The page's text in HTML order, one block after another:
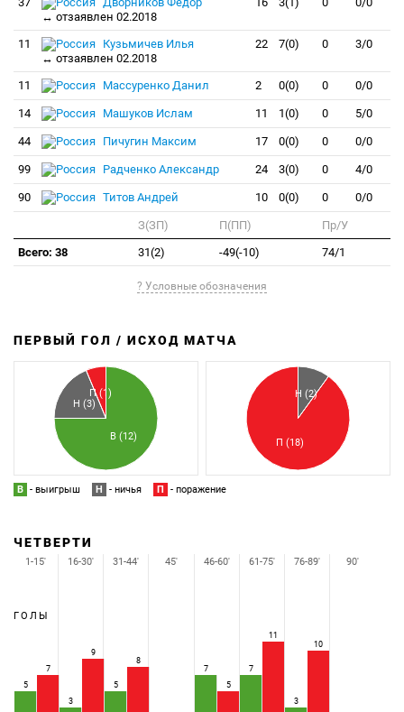
↔ отзаявлен 02.2018
11
Кузьмичев Илья
↔ отзаявлен 02.2018
22 7(0) 0 3/0
11 Массуренко Данил 2 0(0) 0 0/0
14 Машуков Ислам 11 1(0) 0 5/0
44 Пичугин Максим 17 0(0) 0 0/0
99 Радченко Александр 24 3(0) 0 4/0
90 Титов Андрей 10 0(0) 0 0/0
З(ЗП) П(ПП)
Пр/У
Всего: 38
31(2) -49(-10) 74/1
? Условные обозначения
ПЕРВЫЙ ГОЛ / ИСХОД МАТЧА
В (12)
Н (3)
П (1) Н (2)
П (18)
В - выигрыш Н - ничья П - поражение
ЧЕТВЕРТИ
ГОЛЫ
5
7
3
9
5
8
7
5
7
11
3
10
1-15' 16-30' 31-44' 45' 46-60' 61-75' 76-89' 90'